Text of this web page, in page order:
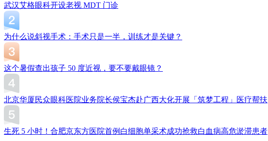
武汉艾格眼科开设老视 MDT 门诊
为什么说斜视手术：手术只是一半，训练才是关键？
这个暑假查出孩子 50 度近视，要不要戴眼镜？
北京华厦民众眼科医院业务院长侯宝杰赴广西大化开展「筑梦工程」医疗帮扶
生死 5 小时！合肥京东方医院首例白细胞单采术成功抢救白血病高危淤滞患者